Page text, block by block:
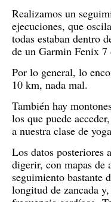
Realizamos un
ejecuciones, que
todas estaban dentro
de un Garmin Fenix
Por lo general, lo
10 km, nada mal.
También hay
los que puede
a nuestra clase de
Los datos posteriores
digerir, con mapas de
seguimiento bastante
longitud de zancada